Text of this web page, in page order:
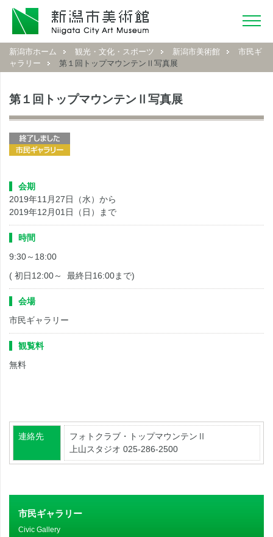
新潟市ホーム 観光・文化・スポーツ 新潟市美術館
市民ギ
ャラリー
第１回トップマウンテンⅡ写真展
第１回トップマウンテンⅡ写真展
会期
2019年11月27日（水）から
2019年12月01日（日）まで
時間
9:30～18:00
( 初日12:00～ 最終日16:00まで)
会場
市民ギャラリー
観覧料
無料
連絡先
フォトクラブ・トップマウンテンⅡ
上山スタジオ 025-286-2500
市民ギャラリー
Civic Gallery